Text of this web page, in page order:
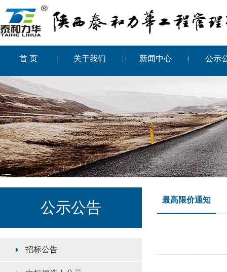
首 页 关于我们 新闻中心 公示
公示公告
招标公告
最高限价通知